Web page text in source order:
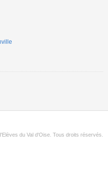
du Val d'Oise. Tous droits réservés.